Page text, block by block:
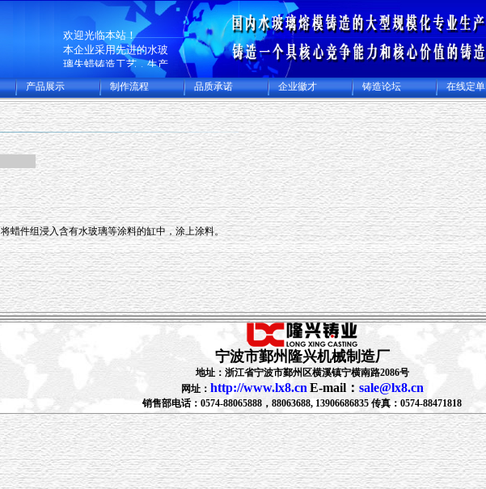
欢迎光临本站！
本企业采用先进的水玻
璃失蜡铸造工艺，生产
普碳钢、低合金钢材质
的精密铸钢件，是国内
一个熔模铸造的大型的
规模化专业生产基地，
集精密铸造厂和机械加
工厂，年可生产精密铸
件及各类精铸成品件
15000多吨，主要出口
欧美日本等许多国家。
产品展示 制作流程 品质承诺 企业徽才 铸造论坛 在线定单
将蜡件组浸入含有水玻璃等涂料的缸中，涂上涂料。
宁波市鄞州隆兴机械制造厂
地址：浙江省宁波市鄞州区横溪镇宁横南路2086号
网址： http://www.lx8.cn E-mail： sale@lx8.cn
销售部电话：0574-88065888，88063688, 13906686835 传真：0574-88471818